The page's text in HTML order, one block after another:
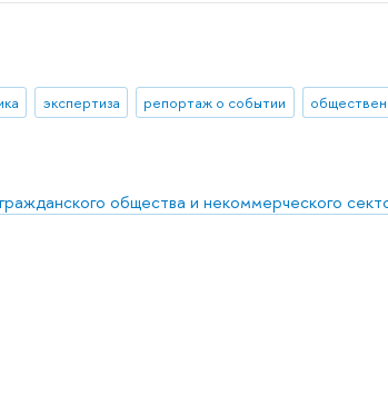
экспертиза репортаж о событии
общества и некоммерческого